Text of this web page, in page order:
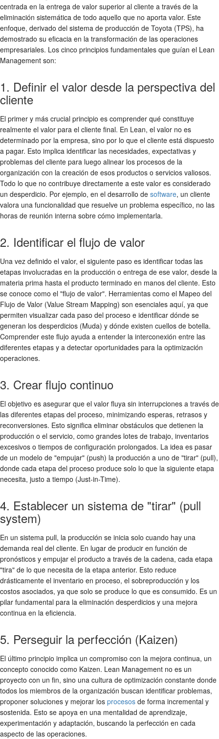
centrada en la entrega de valor superior al cliente a través de la
eliminación sistemática de todo aquello que no aporta valor. Este
enfoque, derivado del sistema de producción de Toyota (TPS), ha
demostrado su eficacia en la transformación de las operaciones
empresariales. Los cinco principios fundamentales que guían el Lean
Management son:
1. Definir el valor desde la perspectiva del
cliente
El primer y más crucial principio es comprender qué constituye
realmente el valor para el cliente final. En Lean, el valor no es
determinado por la empresa, sino por lo que el cliente está dispuesto
a pagar. Esto implica identificar las necesidades, expectativas y
problemas del cliente para luego alinear los procesos de la
organización con la creación de esos productos o servicios valiosos.
Todo lo que no contribuye directamente a este valor es considerado
un desperdicio. Por ejemplo, en el desarrollo de software, un cliente
valora una funcionalidad que resuelve un problema específico, no las
horas de reunión interna sobre cómo implementarla.
2. Identificar el flujo de valor
Una vez definido el valor, el siguiente paso es identificar todas las
etapas involucradas en la producción o entrega de ese valor, desde la
materia prima hasta el producto terminado en manos del cliente. Esto
se conoce como el "flujo de valor". Herramientas como el Mapeo del
Flujo de Valor (Value Stream Mapping) son esenciales aquí, ya que
permiten visualizar cada paso del proceso e identificar dónde se
generan los desperdicios (Muda) y dónde existen cuellos de botella.
Comprender este flujo ayuda a entender la interconexión entre las
diferentes etapas y a detectar oportunidades para la optimización
operaciones.
3. Crear flujo continuo
El objetivo es asegurar que el valor fluya sin interrupciones a través de
las diferentes etapas del proceso, minimizando esperas, retrasos y
reconversiones. Esto significa eliminar obstáculos que detienen la
producción o el servicio, como grandes lotes de trabajo, inventarios
excesivos o tiempos de configuración prolongados. La idea es pasar
de un modelo de "empujar" (push) la producción a uno de "tirar" (pull),
donde cada etapa del proceso produce solo lo que la siguiente etapa
necesita, justo a tiempo (Just-in-Time).
4. Establecer un sistema de "tirar" (pull
system)
En un sistema pull, la producción se inicia solo cuando hay una
demanda real del cliente. En lugar de producir en función de
pronósticos y empujar el producto a través de la cadena, cada etapa
"tira" de lo que necesita de la etapa anterior. Esto reduce
drásticamente el inventario en proceso, el sobreproducción y los
costos asociados, ya que solo se produce lo que es consumido. Es un
pilar fundamental para la eliminación desperdicios y una mejora
continua en la eficiencia.
5. Perseguir la perfección (Kaizen)
El último principio implica un compromiso con la mejora continua, un
concepto conocido como Kaizen. Lean Management no es un
proyecto con un fin, sino una cultura de optimización constante donde
todos los miembros de la organización buscan identificar problemas,
proponer soluciones y mejorar los procesos de forma incremental y
sostenida. Esto se apoya en una mentalidad de aprendizaje,
experimentación y adaptación, buscando la perfección en cada
aspecto de las operaciones.